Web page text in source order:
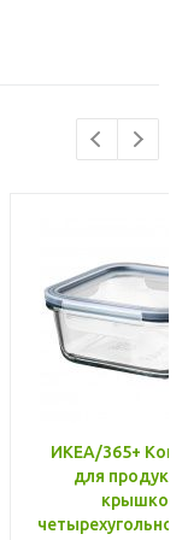
ИКЕА/365+
для
крышкой,